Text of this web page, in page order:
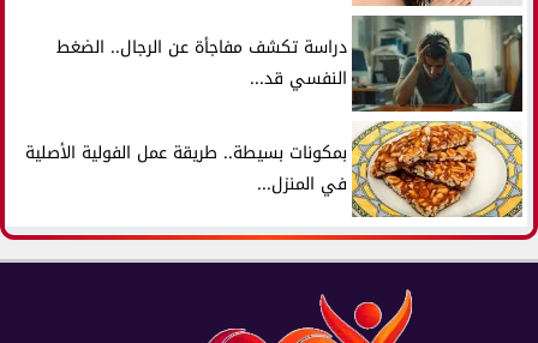
دراسة تكشف مفاجأة عن الرجال.. الضغط
النفسي قد...
بمكونات بسيطة.. طريقة عمل الفولية الأصلية
في المنزل...